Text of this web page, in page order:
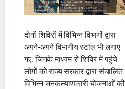
दोनों शिविरों में विभिन्न विभागों द्वारा
अपने-अपने विभागीय स्टॉल भी लगाए
गए, जिनके माध्यम से शिविर में पहुंचे
लोगों को राज्य सरकार द्वारा संचालित
विभिन्न जनकल्याणकारी योजनाओं की